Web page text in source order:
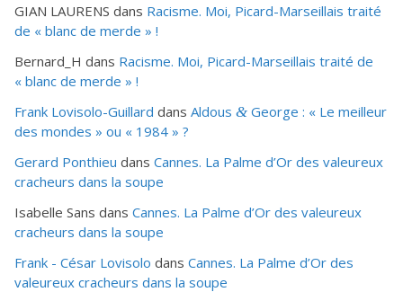
GIAN LAURENS dans Racisme. Moi, Picard-Marseillais traité
de « blanc de merde » !
Bernard_H dans Racisme. Moi, Picard-Marseillais traité de
« blanc de merde » !
Frank Lovisolo-Guillard dans Aldous & George : « Le meilleur
des mondes » ou « 1984 » ?
Gerard Ponthieu dans Cannes. La Palme d’Or des valeureux
cracheurs dans la soupe
Isabelle Sans dans Cannes. La Palme d’Or des valeureux
cracheurs dans la soupe
Frank - César Lovisolo dans Cannes. La Palme d’Or des
valeureux cracheurs dans la soupe